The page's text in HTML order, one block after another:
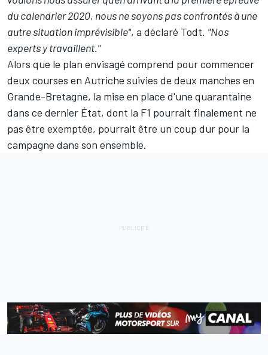
du calendrier 2020, nous ne soyons pas confrontés à une
autre situation imprévisible", a déclaré Todt. "Nos
experts y travaillent."
Alors que le plan envisagé comprend pour commencer
deux courses en Autriche suivies de deux manches en
Grande-Bretagne, la mise en place d'une quarantaine
dans ce dernier État, dont la F1 pourrait finalement ne
pas être exemptée, pourrait être un coup dur pour la
campagne dans son ensemble.